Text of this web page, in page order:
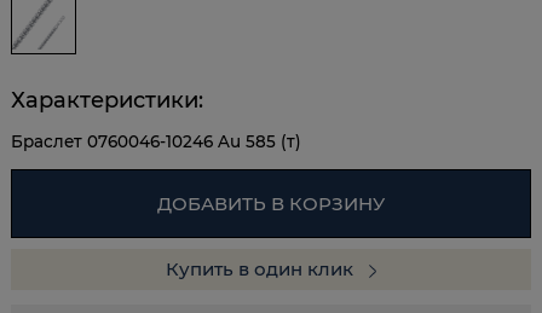
Характеристики:
Браслет 0760046-10246 Au 585 (т)
ДОБАВИТЬ В КОРЗИНУ
Купить в один клик